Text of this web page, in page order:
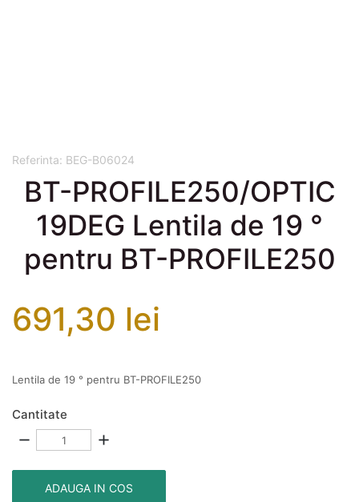
Referinta: BEG-B06024
BT-PROFILE250/OPTIC
19DEG Lentila de 19 °
pentru BT-PROFILE250
691,30 lei
Lentila de 19 ° pentru BT-PROFILE250
Cantitate
remove add
ADAUGA IN COS